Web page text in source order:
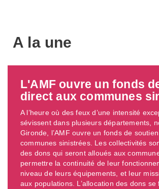
A la une
L'AMF ouvre un fonds
direct aux communes
A l’heure où des feux d’une intensité
sévissent dans plusieurs départements,
Gironde, l’AMF ouvre un fonds de
communes sinistrées. Les collectivités
des dons qui seront alloués aux
permettre la continuité de leur
niveau de leurs équipements, et leur
aux populations. L’allocation des dons se